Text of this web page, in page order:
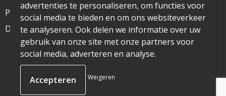
Privacyverklaring
Disclaimer
© Copyright mijnpromo.nl 2025
advertenties te personaliseren, om functies voor
social media te bieden en om ons websiteverkeer
te analyseren. Ook delen we informatie over uw
gebruik van onze site met onze partners voor
social media, adverteren en analyse.
Weigeren